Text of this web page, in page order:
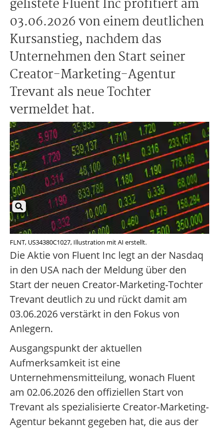
gelistete Fluent Inc profitiert am
03.06.2026 von einem deutlichen
Kursanstieg, nachdem das
Unternehmen den Start seiner
Creator-Marketing-Agentur
Trevant als neue Tochter
vermeldet hat.
FLNT, US34380C1027, Illustration mit AI erstellt.
Die Aktie von Fluent Inc legt an der Nasdaq
in den USA nach der Meldung über den
Start der neuen Creator-Marketing-Tochter
Trevant deutlich zu und rückt damit am
03.06.2026 verstärkt in den Fokus von
Anlegern.
Ausgangspunkt der aktuellen
Aufmerksamkeit ist eine
Unternehmensmitteilung, wonach Fluent
am 02.06.2026 den offiziellen Start von
Trevant als spezialisierte Creator-Marketing-
Agentur bekannt gegeben hat, die aus der